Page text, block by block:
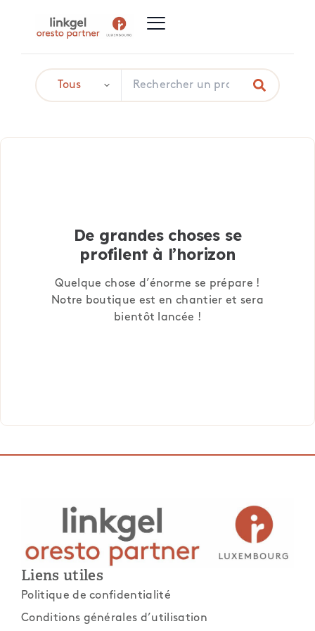
De grandes choses se
profilent à l’horizon
Quelque chose d’énorme se prépare !
Notre boutique est en chantier et sera
bientôt lancée !
Liens utiles
Politique de confidentialité
Conditions générales d’utilisation